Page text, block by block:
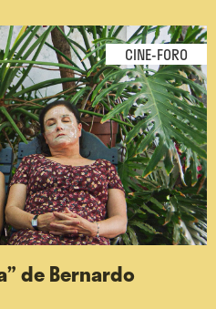
CINE-FORO
de Bernardo